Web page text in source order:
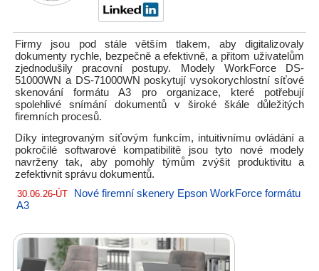
Firmy jsou pod stále větším tlakem, aby digitalizovaly
dokumenty rychle, bezpečně a efektivně, a přitom uživatelům
zjednodušily pracovní postupy. Modely WorkForce DS-
51000WN a DS-71000WN poskytují vysokorychlostní síťové
skenování formátu A3 pro organizace, které potřebují
spolehlivé snímání dokumentů v široké škále důležitých
firemních procesů.
Díky integrovaným síťovým funkcím, intuitivnímu ovládání a
pokročilé softwarové kompatibilitě jsou tyto nové modely
navrženy tak, aby pomohly týmům zvýšit produktivitu a
zefektivnit správu dokumentů.
30.06.26-ÚT
Nové firemní skenery Epson WorkForce formátu
A3